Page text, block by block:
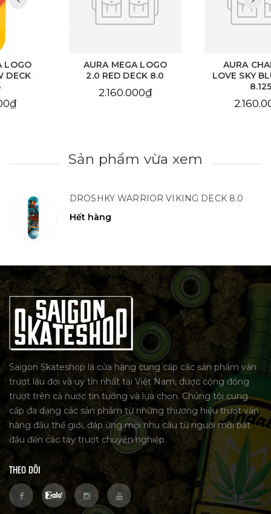
AURA MEGA LOGO
2.0 RED DECK 8.0
AURA CHAIN EYE
LOVE SKY BLUE DECK
Sản phẩm vừa xem
DROSHKY WARRIOR VIKING DECK 8.0
Hết hàng
Saigon Skateshop là cửa hàng cung cấp các sản phẩm ván
trượt lâu đời và uy tín nhất tại Việt Nam, được cộng đồng
trượt trên cả nước tin tưởng và lựa chọn. Chúng tôi cung
cấp đa dạng các sản phẩm từ những thương hiệu trượt ván
hàng đầu thế giới, đáp ứng mọi nhu cầu từ người mới bắt
đầu đến các tay trượt chuyên nghiệp.
THEO DÕI